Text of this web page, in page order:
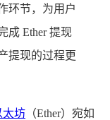
环节，为用户
成 Ether 提现
提现的过程更
太坊 （Ether）宛如